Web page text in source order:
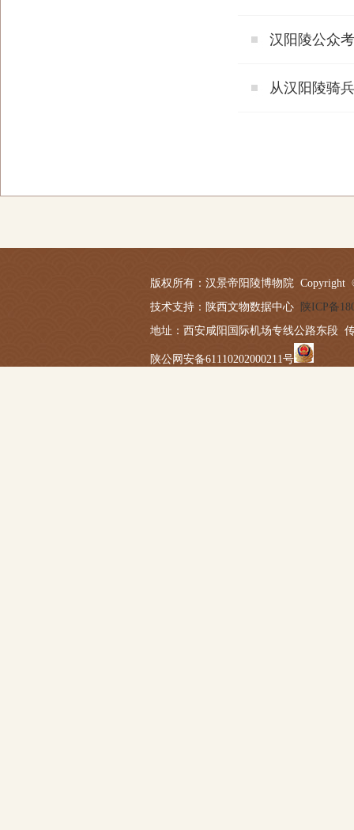
汉阳陵公众
从汉阳陵骑
版权所有：汉景帝阳陵博物院 Copyright
技术支持：陕西文物数据中心 陕ICP备
地址：西安咸阳国际机场专线公路东段
陕公网安备61110202000211号